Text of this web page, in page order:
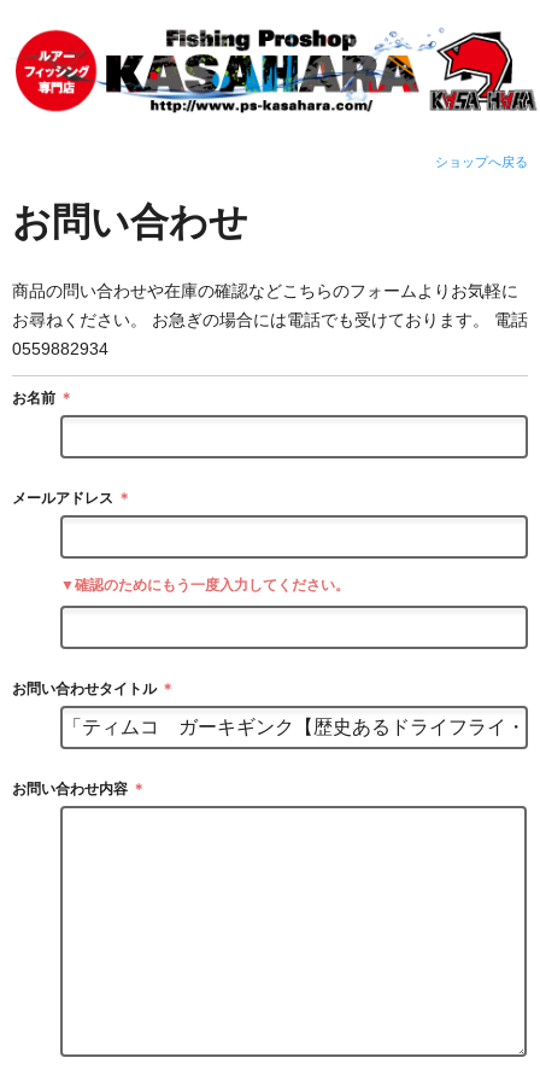
ショップへ戻る
お問い合わせ
商品の問い合わせや在庫の確認などこちらのフォームよりお気軽に
お尋ねください。 お急ぎの場合には電話でも受けております。 電話
0559882934
お名前 ＊
メールアドレス ＊
▼確認のためにもう一度入力してください。
お問い合わせタイトル ＊
お問い合わせ内容 ＊